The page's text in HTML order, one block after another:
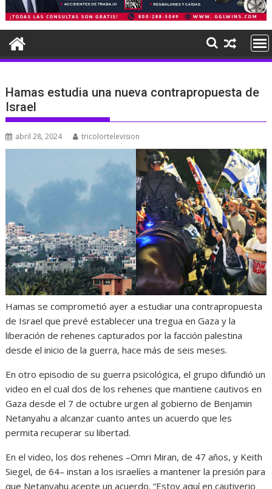
Hamas estudia una nueva contrapropuesta de
Israel
abril 28, 2024 tricolortelevision
Hamas se comprometió ayer a estudiar una contrapropuesta
de Israel que prevé establecer una tregua en Gaza y la
liberación de rehenes capturados por la facción palestina
desde el inicio de la guerra, hace más de seis meses.
En otro episodio de su guerra psicológica, el grupo difundió un
video en el cual dos de los rehenes que mantiene cautivos en
Gaza desde el 7 de octubre urgen al gobierno de Benjamin
Netanyahu a alcanzar cuanto antes un acuerdo que les
permita recuperar su libertad.
En el video, los dos rehenes –Omri Miran, de 47 años, y Keith
Siegel, de 64– instan a los israelíes a mantener la presión para
que Netanyahu acepte un acuerdo. “Estoy aquí en cautiverio